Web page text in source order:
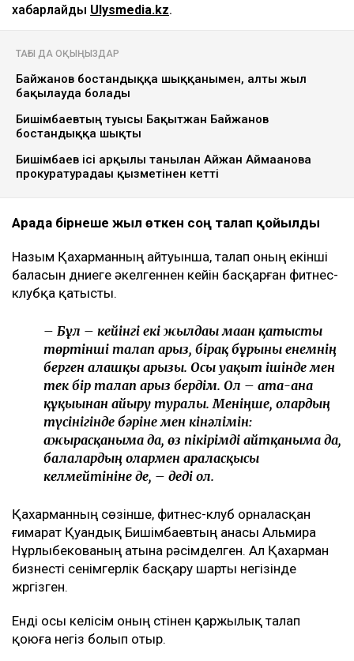
хабарлайды Ulysmedia.kz.
ТАҒЫ ДА ОҚЫҢЫЗДАР
Байжанов бостандыққа шыққанымен, алты жыл
бақылауда болады
Бишімбаевтың туысы Бақытжан Байжанов
бостандыққа шықты
Бишімбаев ісі арқылы танылған Айжан Аймағанова
прокуратурадағы қызметінен кетті
Арада бірнеше жыл өткен соң талап қойылды
Назым Қахарманның айтуынша, талап оның екінші
баласын дүниеге әкелгеннен кейін басқарған фитнес-
клубқа қатысты.
– Бұл – кейінгі екі жылдағы маған қатысты
төртінші талап арыз, бірақ бұрынғы енемнің
берген алғашқы арызы. Осы уақыт ішінде мен
тек бір талап арыз бердім. Ол – ата-ана
құқығынан айыру туралы. Меніңше, олардың
түсінігінде бәріне мен кінәлімін:
ажырасқаныма да, өз пікірімді айтқаныма да,
балалардың олармен араласқысы
келмейтініне де, – деді ол.
Қахарманның сөзінше, фитнес-клуб орналасқан
ғимарат Қуандық Бишімбаевтың анасы Альмира
Нұрлыбекованың атына рәсімделген. Ал Қахарман
бизнесті сенімгерлік басқару шарты негізінде
жүргізген.
Енді осы келісім оның үстінен қаржылық талап
қоюға негіз болып отыр.